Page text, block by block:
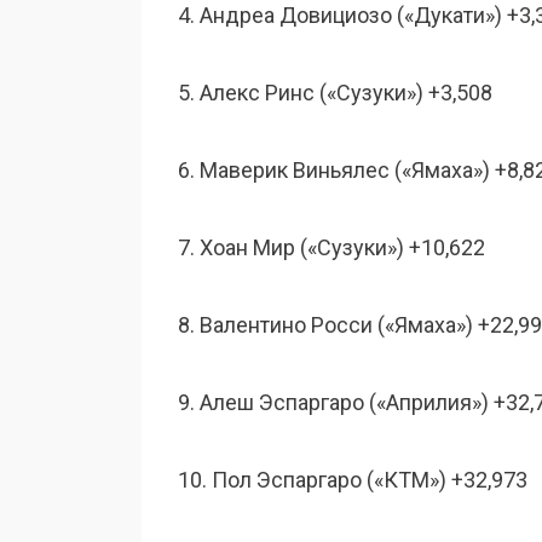
4. Андреа Довициозо («Дукати»)
5. Алекс Ринс («Сузуки») +3,508
6. Маверик Виньялес («Ямаха»)
7. Хоан Мир («Сузуки») +10,622
8. Валентино Росси («Ямаха»)
9. Алеш Эспаргаро («Априлия»)
10. Пол Эспаргаро («КТМ») +32,973